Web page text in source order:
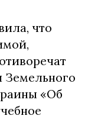
что
Земельного
«Об